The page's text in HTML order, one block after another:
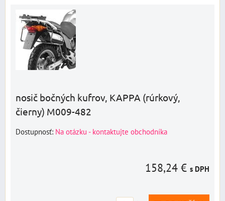
nosič bočných kufrov, KAPPA (rúrkový,
čierny) M009-482
Dostupnosť: Na otázku - kontaktujte obchodníka
158,24 € s DPH